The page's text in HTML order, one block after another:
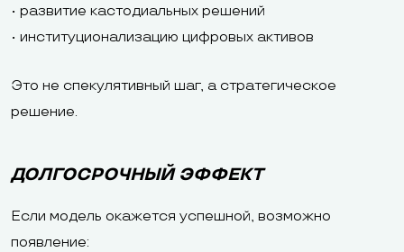
• развитие кастодиальных решений
• институционализацию цифровых активов
Это не спекулятивный шаг, а стратегическое
решение.
ДОЛГОСРОЧНЫЙ ЭФФЕКТ
Если модель окажется успешной, возможно
появление: